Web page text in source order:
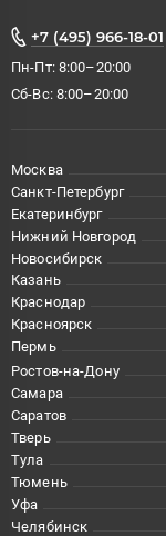
+7 (495) 966-18-01
Пн-Пт: 8:00–20:00
Сб-Вс: 8:00–20:00
Москва
Санкт-Петербург
Екатеринбург
Нижний Новгород
Новосибирск
Казань
Краснодар
Красноярск
Пермь
Ростов-на-Дону
Самара
Саратов
Тверь
Тула
Тюмень
Уфа
Челябинск